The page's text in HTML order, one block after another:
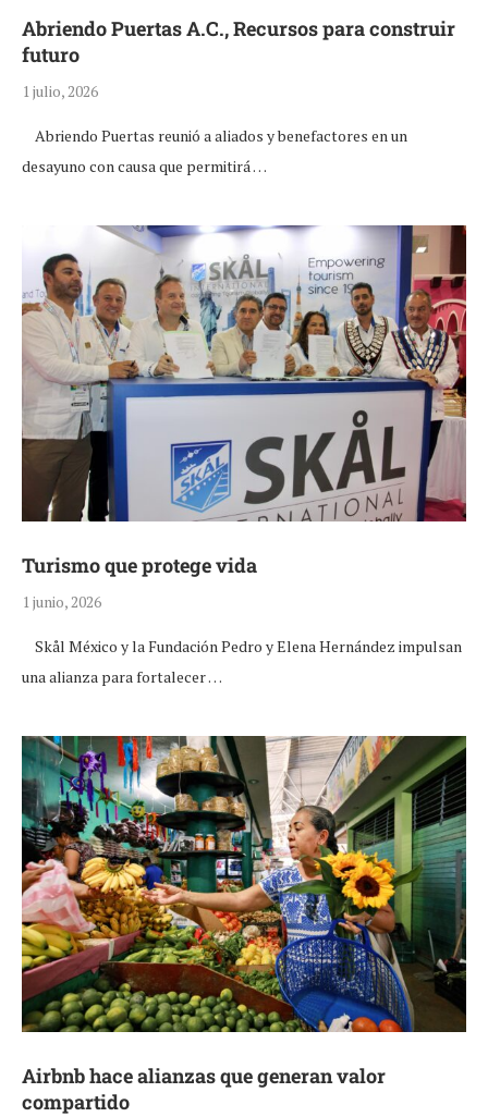
Abriendo Puertas A.C., Recursos para construir
futuro
1 julio, 2026
Abriendo Puertas reunió a aliados y benefactores en un
desayuno con causa que permitirá …
Turismo que protege vida
1 junio, 2026
Skål México y la Fundación Pedro y Elena Hernández impulsan
una alianza para fortalecer …
Airbnb hace alianzas que generan valor
compartido